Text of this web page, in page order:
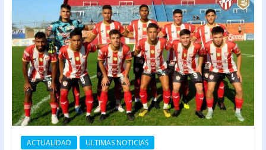
ACTUALIDAD ULTIMAS NOTICIAS